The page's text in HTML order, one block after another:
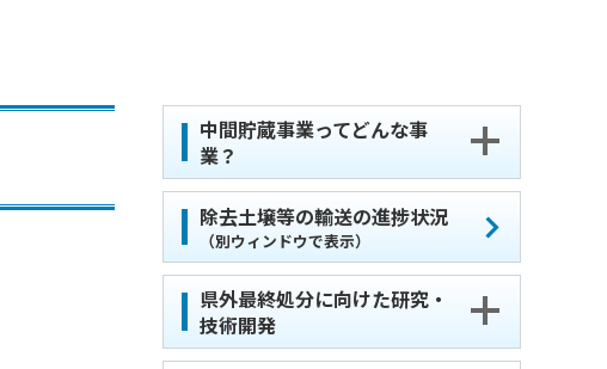
中間貯蔵事業ってどんな事
業？
除去土壌等の輸送の進捗状況
（別ウィンドウで表示）
県外最終処分に向けた研究・
技術開発